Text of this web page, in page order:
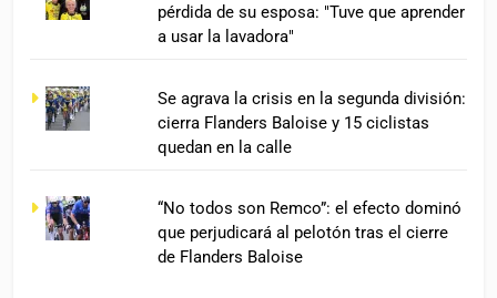
pérdida de su esposa: "Tuve que aprender
a usar la lavadora"
Se agrava la crisis en la segunda división:
cierra Flanders Baloise y 15 ciclistas
quedan en la calle
“No todos son Remco”: el efecto dominó
que perjudicará al pelotón tras el cierre
de Flanders Baloise